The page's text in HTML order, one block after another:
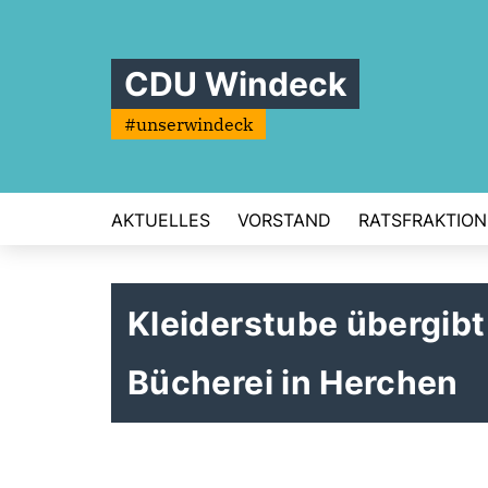
CDU Windeck
#unserwindeck
AKTUELLES VORSTAND RATSFRAKTION
Kleiderstube
Bücherei in Herchen